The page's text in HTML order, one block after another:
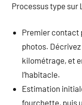
Processus type sur
Premier contact
photos.
kilométrage, et
l’habitacle.
Estimation
fourchette, puis